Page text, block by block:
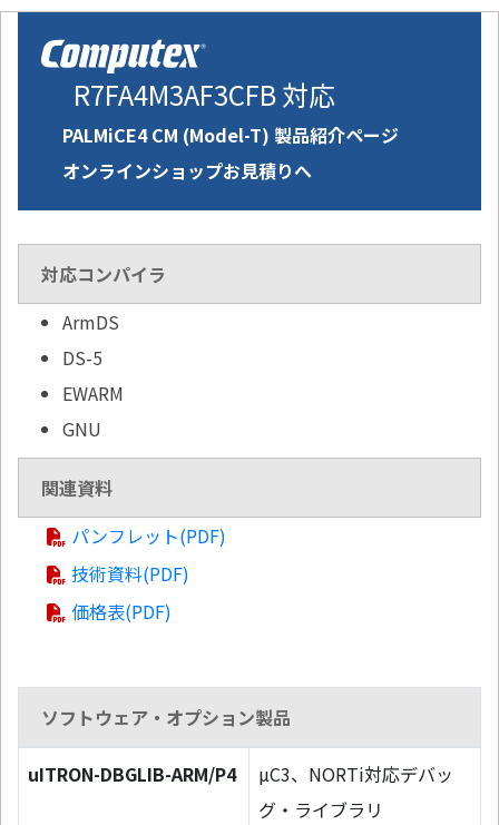
R7FA4M3AF3CFB 対応
PALMiCE4 CM (Model-T) 製品紹介ページ
オンラインショップお見積りへ
対応コンパイラ
ArmDS
DS-5
EWARM
GNU
関連資料
パンフレット(PDF)
技術資料(PDF)
価格表(PDF)
ソフトウェア・オプション製品
uITRON-DBGLIB-ARM/P4
µC3、NORTi対応デバッ
グ・ライブラリ